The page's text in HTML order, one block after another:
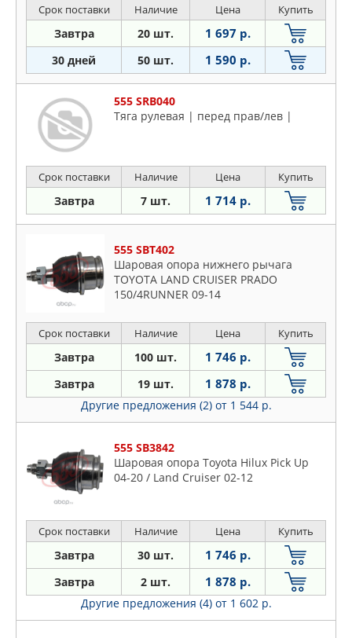
Срок поставки Наличие Цена Купить
Завтра 20 шт. 1 697 р.
30 дней 50 шт. 1 590 р.
555 SRB040
Тяга рулевая | перед прав/лев |
Срок поставки Наличие Цена Купить
Завтра 7 шт. 1 714 р.
555 SBT402
Шаровая опора нижнего рычага
TOYOTA LAND CRUISER PRADO
150/4RUNNER 09-14
Срок поставки Наличие Цена Купить
Завтра 100 шт. 1 746 р.
Завтра 19 шт. 1 878 р.
Другие предложения (2) от 1 544 р.
555 SB3842
Шаровая опора Toyota Hilux Pick Up
04-20 / Land Cruiser 02-12
Срок поставки Наличие Цена Купить
Завтра 30 шт. 1 746 р.
Завтра 2 шт. 1 878 р.
Другие предложения (4) от 1 602 р.